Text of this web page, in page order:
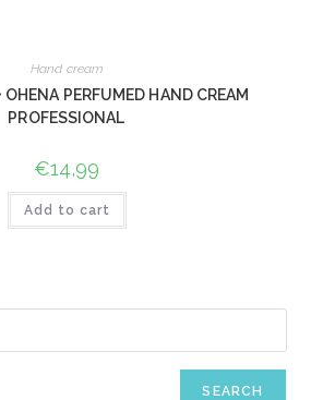
Hand cream
OHENA PERFUMED HAND CREAM
PROFESSIONAL
€14,99
Add to cart
SEARCH